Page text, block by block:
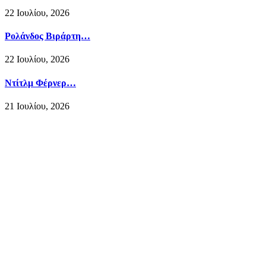
22 Ιουλίου, 2026
Ρολάνδος Βιράρτη…
22 Ιουλίου, 2026
Ντίτλμ Φέρνερ…
21 Ιουλίου, 2026